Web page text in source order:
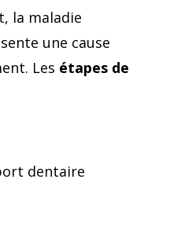
la maladie
une cause
Les étapes de
dentaire